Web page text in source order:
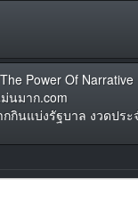
The Power Of Narrative
นมาก.com
กินแบ่งรัฐบาล งวดปร